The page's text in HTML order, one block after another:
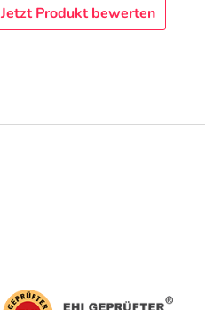
Jetzt Produkt bewerten